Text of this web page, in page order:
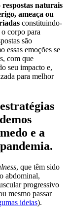
respostas naturais
ameaça ou
constituindo-
corpo para
são
essas emoções se
com que
seu impacto e,
para melhor
e a
, que têm sido
abdominal,
progressivo
mesmo passar
ideias).